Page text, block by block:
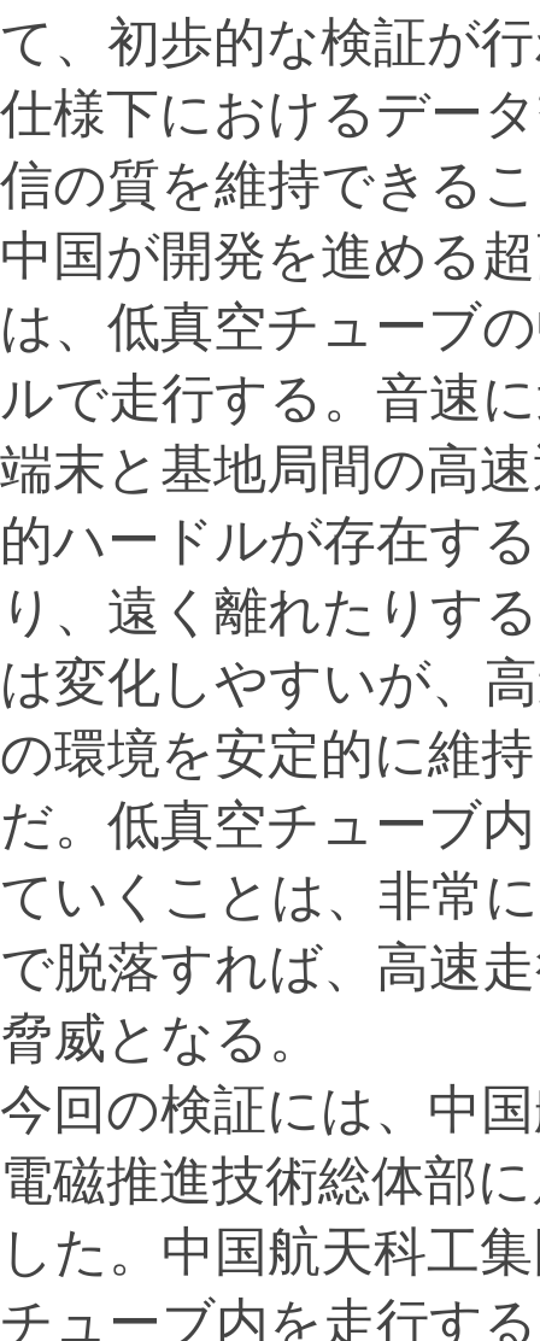
て、初歩的な検証が
仕様下におけるデー
信の質を維持できる
中国が開発を進める
は、低真空チューブ
ルで走行する。音速
端末と基地局間の高
的ハードルが存在す
り、遠く離れたりす
は変化しやすいが、
の環境を安定的に維
だ。低真空チューブ
ていくことは、非常
で脱落すれば、高速
脅威となる。
今回の検証には、中
電磁推進技術総体部
した。中国航天科工
チューブ内を走行す